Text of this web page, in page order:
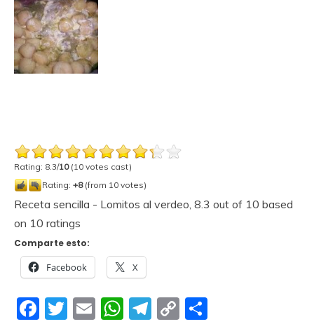
Rating: 8.3/10(10 votes cast)
Rating: +8(from 10 votes)
Receta sencilla - Lomitos al verdeo, 8.3 out of 10 based
on 10 ratings
Comparte esto:
Facebook X
Facebook
Twitter
EmailWhatsApp
Telegram
Copy